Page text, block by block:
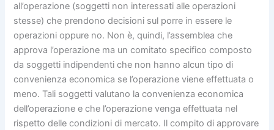
all’operazione (soggetti non interessati alle operazioni
stesse) che prendono decisioni sul porre in essere le
operazioni oppure no. Non è, quindi, l’assemblea che
approva l’operazione ma un comitato specifico composto
da soggetti indipendenti che non hanno alcun tipo di
convenienza economica se l’operazione viene effettuata o
meno. Tali soggetti valutano la convenienza economica
dell’operazione e che l’operazione venga effettuata nel
rispetto delle condizioni di mercato. Il compito di approvare